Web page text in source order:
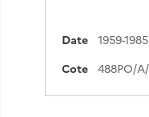
Date
1959-1985
Cote